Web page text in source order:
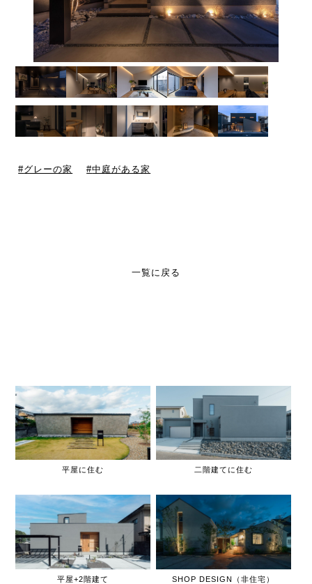
グレーの家 中庭がある家
一覧に戻る
平屋に住む 二階建てに住む
平屋+2階建て SHOP DESIGN（非住宅）